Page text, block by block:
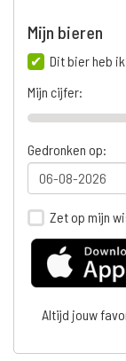
Mijn bieren
Dit bier heb
Mijn cijfer:
Gedronken op:
Zet op mijn
Altijd jouw